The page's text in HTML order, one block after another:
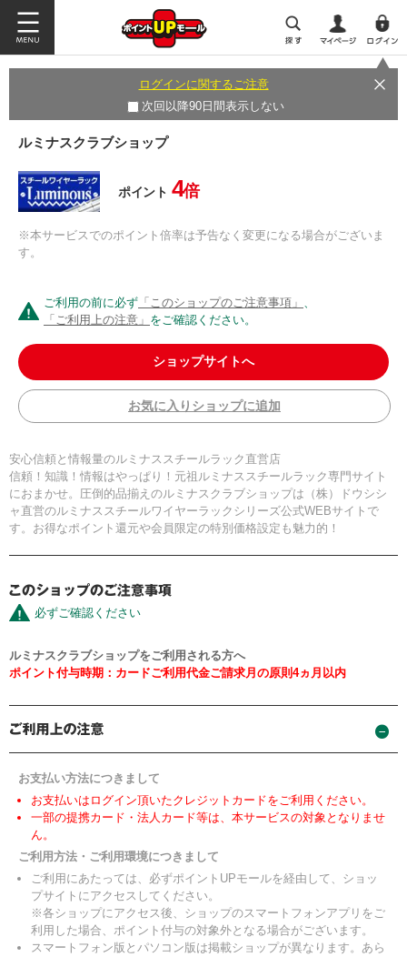
ログインに関するご注意
次回以降90日間表示しない
ルミナスクラブショップ
ポイント 4倍
※本サービスでのポイント倍率は予告なく変更になる場合がございま
す。
ご利用の前に必ず 「このショップのご注意事項」 、
「ご利用上の注意」 をご確認ください。
ショップサイトへ
お気に入りショップに追加
安心信頼と情報量のルミナススチールラック直営店
信頼！知識！情報はやっぱり！元祖ルミナススチールラック専門サイト
におまかせ。圧倒的品揃えのルミナスクラブショップは（株）ドウシシ
ャ直営のルミナススチールワイヤーラックシリーズ公式WEBサイトで
す。お得なポイント還元や会員限定の特別価格設定も魅力的！
必ずご確認ください
ルミナスクラブショップをご利用される方へ
ポイント付与時期：カードご利用代金ご請求月の原則4ヵ月以内
お支払い方法につきまして
お支払いはログイン頂いたクレジットカードをご利用ください。
一部の提携カード・法人カード等は、本サービスの対象となりませ
ん。
ご利用方法・ご利用環境につきまして
ご利用にあたっては、必ずポイントUPモールを経由して、ショッ
プサイトにアクセスしてください。
※各ショップにアクセス後、ショップのスマートフォンアプリをご
利用した場合、ポイント付与の対象外となる場合がございます。
スマートフォン版とパソコン版は掲載ショップが異なります。あら